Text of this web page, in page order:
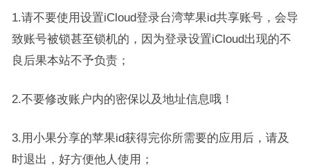
1.请不要使用设置iCloud登录台湾苹果id共享账号，会导
致账号被锁甚至锁机的，因为登录设置iCloud出现的不
良后果本站不予负责；
2.不要修改账户内的密保以及地址信息哦！
3.用小果分享的苹果id获得完你所需要的应用后，请及
时退出，好方便他人使用；